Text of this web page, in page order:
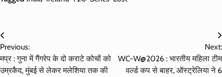
Post
navigation
Previous:
मप्र : गुना में गैंगरेप के दो कराटे कोचों को
उम्रकैद, मुंबई से लेकर मलेशिया तक की
Next:
WC-W@2026 : भारतीय महिला टीम
वर्ल्ड कप से बाहर, ऑस्ट्रेलिया ने 6